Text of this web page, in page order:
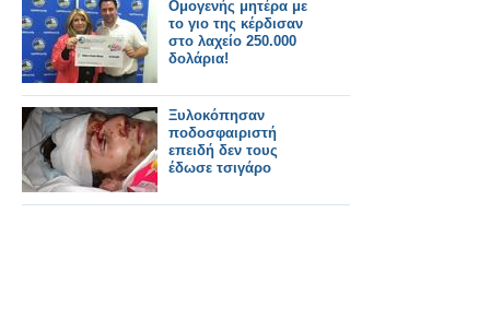
Ομογενής μητέρα με
το γιο της κέρδισαν
στο λαχείο 250.000
δολάρια!
Ξυλοκόπησαν
ποδοσφαιριστή
επειδή δεν τους
έδωσε τσιγάρο